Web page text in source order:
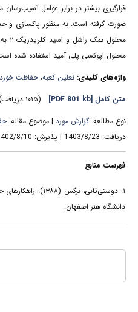
قرارگیری بیشتر در برابر عوامل
صورت گرفته است. به منظور پاکسازی و
محلول اپوکسی پلی آمید استفاده شده
واژه‌های کلیدی: نعلین کعبه،حفاظت
متن کامل [PDF 801 kb]
(۱۰۱۵ دریافت)
نوع مطالعه: گزارش مورد | موضوع مقاله:
دریافت: 1403/8/23 | پذیرش: 1402/8/10 | انتشار: 1402/8/10
فهرست منابع
۱. دوستی‌ثانی،
دانشگاه هنر اصفهان.